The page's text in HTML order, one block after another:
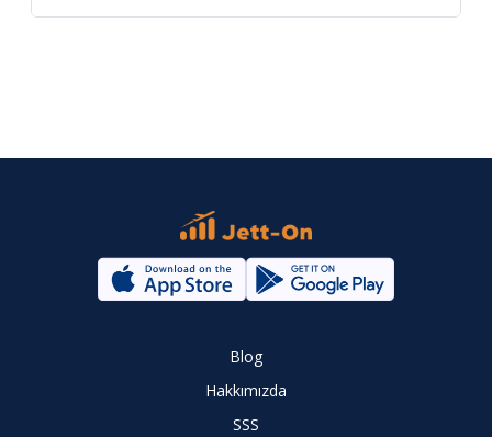
Blog
Hakkımızda
SSS